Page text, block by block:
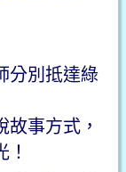
分別抵達綠
事方式，